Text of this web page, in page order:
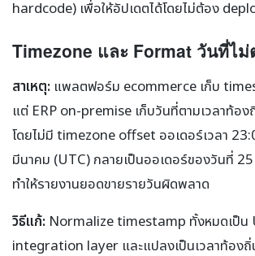
hardcode) เพื่อให้อัปเดตได้โดยไม่ต้อง
Timezone และ Format วันที่ไม่
สาเหตุ: แพลตฟอร์ม ecommerce เก็บ
แต่ ERP on-premise เก็บวันที่ตามเวลาท้อ
โดยไม่มี timezone offset ออเดอร์เวลา
มีนาคม (UTC) กลายเป็นออเดอร์ของวันที่ 25
ทำให้รายงานยอดขายรายวันผิดพลาด
วิธีแก้: Normalize timestamp ทั้งหมดเป็น
integration layer และแปลงเป็นเวลาท้องถิ่